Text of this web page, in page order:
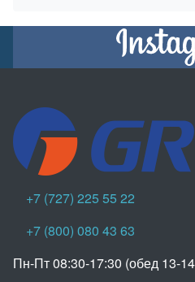
+7 (727) 225 55 22
+7 (800) 080 43 63
Пн-Пт 08:30-17:30 (обед 13-